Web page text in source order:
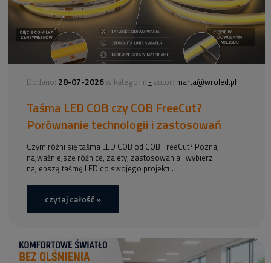
Dodano: 28-07-2026 w kategorii: - autor: marta@wroled.pl
Taśma LED COB czy COB FreeCut?
Porównanie technologii i zastosowań
Czym różni się taśma LED COB od COB FreeCut? Poznaj
najważniejsze różnice, zalety, zastosowania i wybierz
najlepszą taśmę LED do swojego projektu.
czytaj całość »